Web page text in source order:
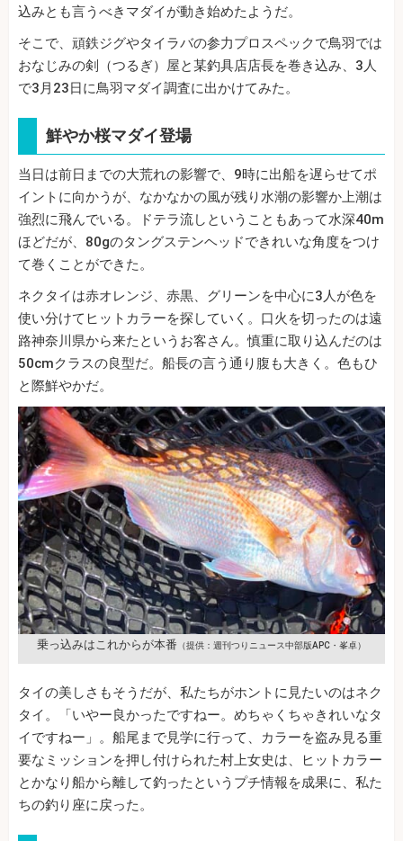
込みとも言うべきマダイが動き始めたようだ。
そこで、頑鉄ジグやタイラバの参力プロスペックで鳥羽では
おなじみの剣（つるぎ）屋と某釣具店店長を巻き込み、3人
で3月23日に鳥羽マダイ調査に出かけてみた。
鮮やか桜マダイ登場
当日は前日までの大荒れの影響で、9時に出船を遅らせてポ
イントに向かうが、なかなかの風が残り水潮の影響か上潮は
強烈に飛んでいる。ドテラ流しということもあって水深40m
ほどだが、80gのタングステンヘッドできれいな角度をつけ
て巻くことができた。
ネクタイは赤オレンジ、赤黒、グリーンを中心に3人が色を
使い分けてヒットカラーを探していく。口火を切ったのは遠
路神奈川県から来たというお客さん。慎重に取り込んだのは
50cmクラスの良型だ。船長の言う通り腹も大きく。色もひ
と際鮮やかだ。
乗っ込みはこれからが本番 （提供：週刊つりニュース中部版APC・峯卓）
タイの美しさもそうだが、私たちがホントに見たいのはネク
タイ。「いやー良かったですねー。めちゃくちゃきれいなタ
イですねー」。船尾まで見学に行って、カラーを盗み見る重
要なミッションを押し付けられた村上女史は、ヒットカラー
とかなり船から離して釣ったというプチ情報を成果に、私た
ちの釣り座に戻った。